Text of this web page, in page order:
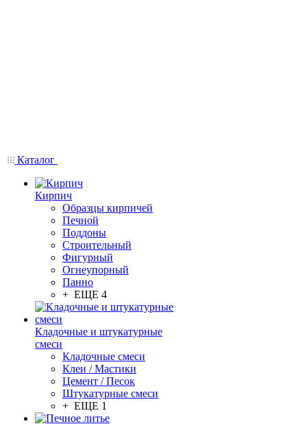
Каталог
Кирпич
Образцы кирпичей
Печной
Поддоны
Строительный
Фигурный
Огнеупорный
Панно
+ ЕЩЕ 4
Кладочные и штукатурные
смеси
Кладочные смеси
Клеи / Мастики
Цемент / Песок
Штукатурные смеси
+ ЕЩЕ 1